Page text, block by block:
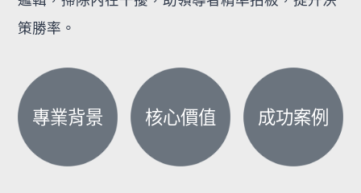
策勝率。
專業背景 核心價值 成功案例